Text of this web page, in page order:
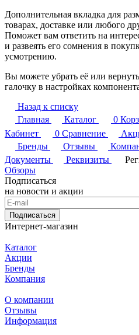
Дополнительная вкладка для
товарах, доставке или любого
Поможет вам ответить на
и развеять его сомнения в
усмотрению.
Вы можете убрать её или
галочку в настройках
Назад к списку
Главная
Каталог 0
Кабинет
0 Сравнение
Бренды
Отзывы
Документы
Реквизиты
Обзоры
Подписаться
на новости и акции
Подписаться
Интернет-магазин
Каталог
Акции
Бренды
Компания
О компании
Отзывы
Информация